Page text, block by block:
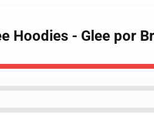
Hoodies - Glee por